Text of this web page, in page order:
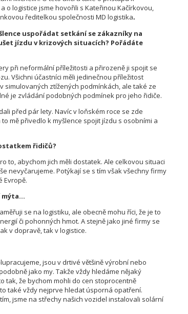
o logistice jsme hovořili s Kateřinou Kačírkovou,
ředitelkou společnosti MD logistika.
uspořádat setkání se zákazníky na
jízdu v krizových situacích? Pořádáte
při neformální příležitosti a přirozeně ji spojit se
Všichni účastníci měli jedinečnou příležitost
ztížených podmínkách, ale také ze
je zvládání podobných podmínek pro jeho řidiče.
před pár lety. Navíc v loňském roce se zde
mě přivedlo k myšlence spojit jízdu s osobními a
řidičů?
to, abychom jich měli dostatek. Ale celkovou situaci
nevyčarujeme. Potýkají se s tím však všechny firmy
Evropě.
mýta…
se na logistiku, ale obecně mohu říci, že je to
či pohonných hmot. A stejně jako jiné firmy se
v dopravě, tak v logistice.
jsou v drtivé většině výrobní nebo
jako my. Takže vždy hledáme nějaký
tak, že bychom mohli do cen stoprocentně
také vždy nejprve hledat úsporná opatření.
jsme na střechy našich vozidel instalovali solární